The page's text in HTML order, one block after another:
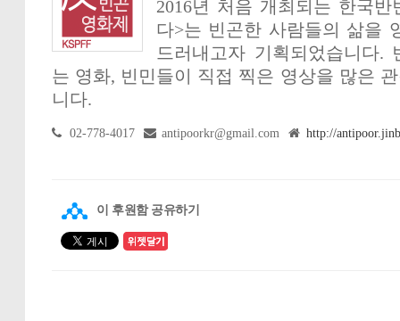
2016년 처음 개최되는 한국반
다>는 빈곤한 사람들의 삶을
드러내고자 기획되었습니다.
는 영화, 빈민들이 직접 찍은 영상을 많은
니다.
02-778-4017 antipoorkr@gmail.com http://
이 후원함 공유하기